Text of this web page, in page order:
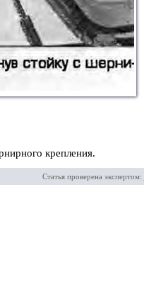
крепления.
Статья проверена экспертом: